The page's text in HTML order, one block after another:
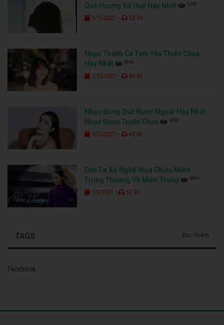
Quê Hương Xứ Huế Hay Nhất
3298
1/15/2021 - 52:39
Nhạc Thánh Ca Tình Yêu Thiên Chúa
Hay Nhất
3840
1/13/2021 - 40:00
Nhạc Đồng Quê Nước Ngoài Hay Nhất
Nhạc Được Tuyển Chọn
4238
1/12/2021 - 43:00
Dân Ca Xứ Nghệ Mưa Chiều Miền
Trung Thương Về Miền Trung
4984
1/9/2021 - 52:39
TAGS Đọc thêm
Facebook